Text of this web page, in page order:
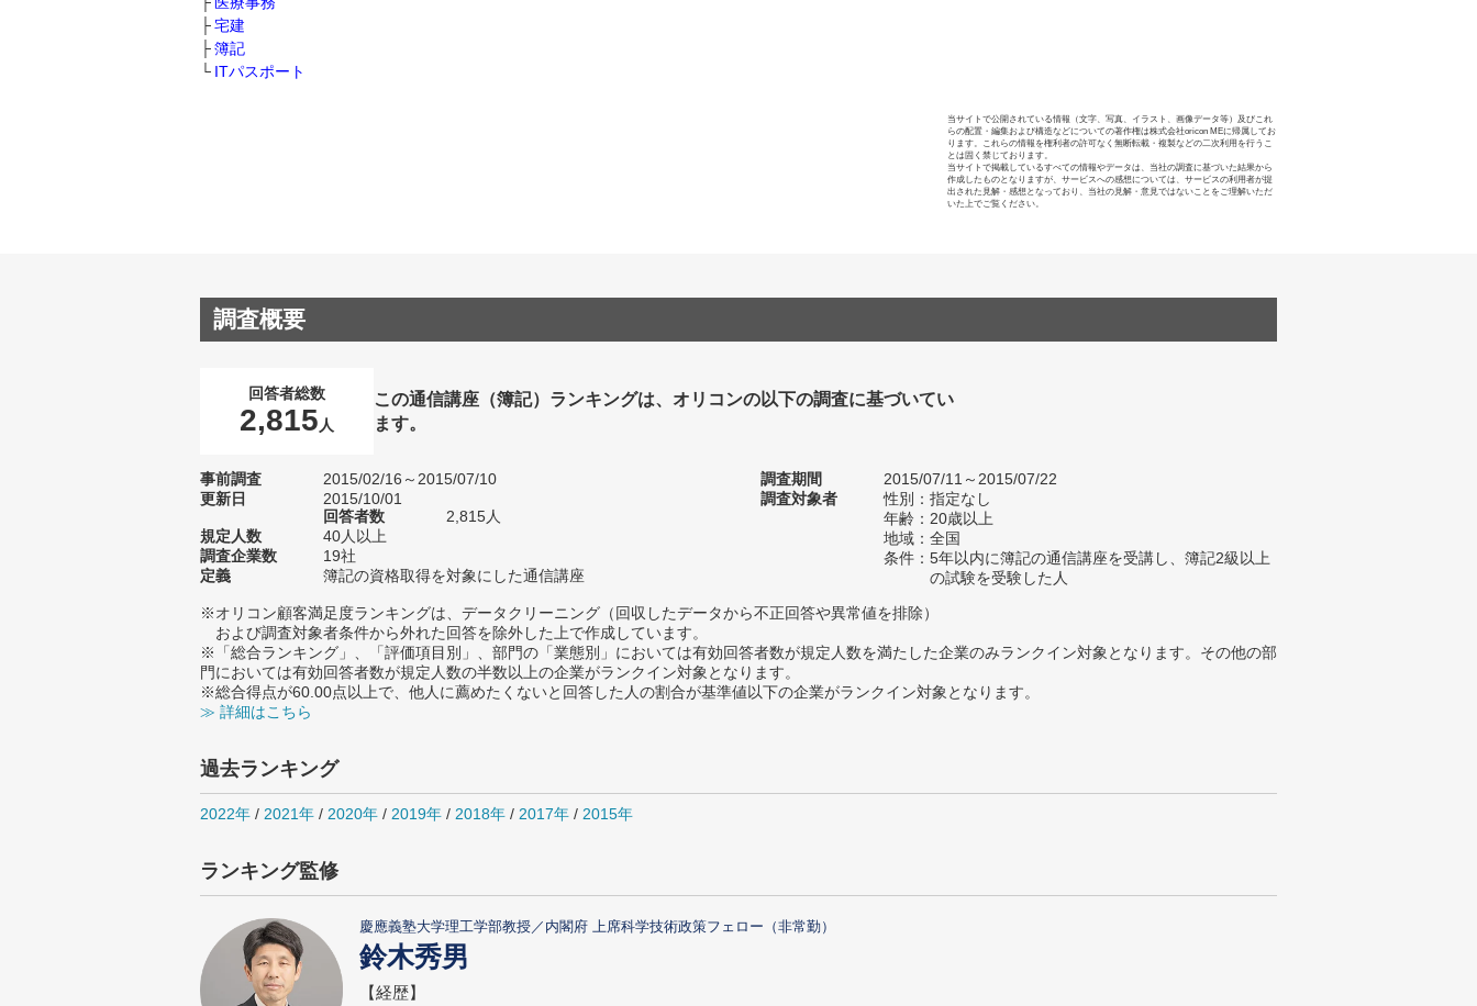
宅建
簿記
ITパスポート
当サイトで公開されている情報（文字、写真、イラスト、画像データ等）及びこれ
らの配置・編集および構造などについての著作権は株式会社oricon MEに帰属してお
ります。これらの情報を権利者の許可なく無断転載・複製などの二次利用を行うこ
とは固く禁じております。
当サイトで掲載しているすべての情報やデータは、当社の調査に基づいた結果から
作成したものとなりますが、サービスへの感想については、サービスの利用者が提
出された見解・感想となっており、当社の見解・意見ではないことをご理解いただ
いた上でご覧ください。
調査概要
回答者総数
2,815 人
この通信講座（簿記）ランキングは、オリコンの以下の調査に基づいてい
ます。
事前調査
2015/02/16～2015/07/10
更新日
2015/10/01
回答者数
2,815人
規定人数
40人以上
調査企業数
19社
定義
簿記の資格取得を対象にした通信講座
調査期間
2015/07/11～2015/07/22
調査対象者
性別：指定なし
年齢：20歳以上
地域：全国
条件：5年以内に簿記の通信講座を受講し、簿記2級以上
の試験を受験した人
※オリコン顧客満足度ランキングは、データクリーニング（回収したデータから不正回答や異常値を排除）
および調査対象者条件から外れた回答を除外した上で作成しています。
※「総合ランキング」、「評価項目別」、部門の「業態別」においては有効回答者数が規定人数を満たした企業のみランクイン対象となります。その他の部
門においては有効回答者数が規定人数の半数以上の企業がランクイン対象となります。
※総合得点が60.00点以上で、他人に薦めたくないと回答した人の割合が基準値以下の企業がランクイン対象となります。
≫ 詳細はこちら
過去ランキング
2022年 / 2021年 / 2020年 / 2019年 / 2018年 / 2017年 / 2015年
ランキング監修
慶應義塾大学理工学部教授／内閣府 上席科学技術政策フェロー（非常勤）
鈴木秀男
【経歴】